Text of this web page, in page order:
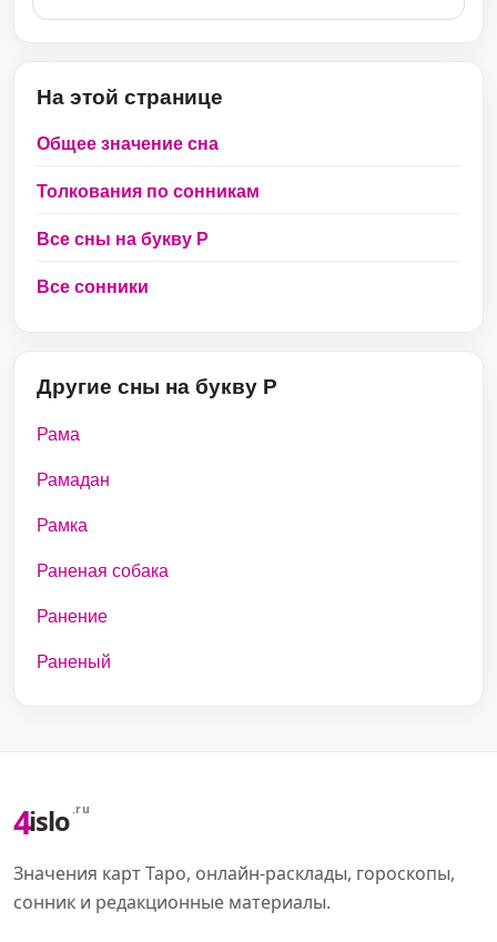
На этой странице
Общее значение сна
Толкования по сонникам
Все сны на букву Р
Все сонники
Другие сны на букву Р
Рама
Рамадан
Рамка
Раненая собака
Ранение
Раненый
4islo .ru
Значения карт Таро, онлайн-расклады, гороскопы,
сонник и редакционные материалы.